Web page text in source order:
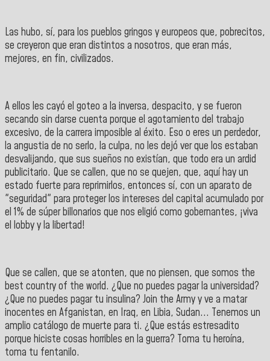
Las hubo, sí, para los pueblos gringos y europeos que, pobrecitos,
se creyeron que eran distintos a nosotros, que eran más,
mejores, en fin, civilizados.
A ellos les cayó el goteo a la inversa, despacito, y se fueron
secando sin darse cuenta porque el agotamiento del trabajo
excesivo, de la carrera imposible al éxito. Eso o eres un perdedor,
la angustia de no serlo, la culpa, no les dejó ver que los estaban
desvalijando, que sus sueños no existían, que todo era un ardid
publicitario. Que se callen, que no se quejen, que, aquí hay un
estado fuerte para reprimirlos, entonces sí, con un aparato de
"seguridad" para proteger los intereses del capital acumulado por
el 1% de súper billonarios que nos eligió como gobernantes, ¡viva
el lobby y la libertad!
Que se callen, que se atonten, que no piensen, que somos the
best country of the world. ¿Que no puedes pagar la universidad?
¿Que no puedes pagar tu insulina? Join the Army y ve a matar
inocentes en Afganistan, en Iraq, en Libia, Sudan... Tenemos un
amplio catálogo de muerte para ti. ¿Que estás estresadito
porque hiciste cosas horribles en la guerra? Toma tu heroína,
toma tu fentanilo.